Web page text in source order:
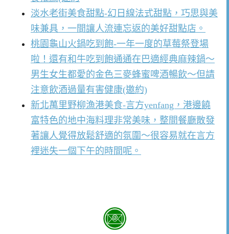
淡水老街美食甜點-幻日線法式甜點，巧思與美
味兼具，一間讓人流連忘返的美好甜點店。
桃園龜山火鍋吃到飽-一年一度的草莓祭登場
啦！還有和牛吃到飽通通在巴適經典麻辣鍋～
男生女生都愛的金色三麥蜂蜜啤酒暢飲～但請
注意飲酒過量有害健康(邀約)
新北萬里野柳漁港美食-言方yenfang，港邊饒
富特色的地中海料理非常美味，整間餐廳散發
著讓人覺得放鬆舒適的氛圍～很容易就在言方
裡迷失一個下午的時間呢。